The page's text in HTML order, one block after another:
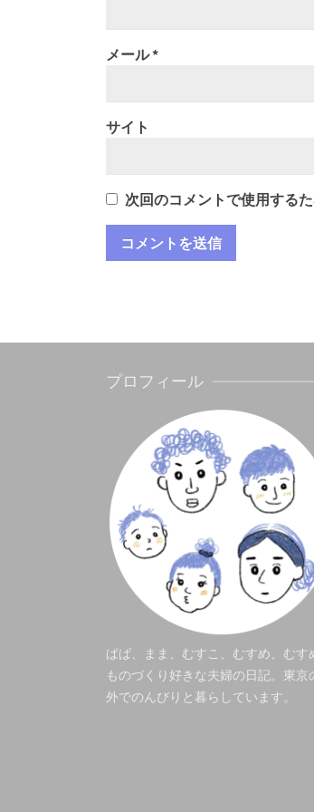
メール*
サイト
次回のコメントで使用する
プロフィール
ぱぱ、まま、むすこ、むすめ、むす
ものづくり好きな夫婦の日記。東京
外でのんびりと暮らしています。